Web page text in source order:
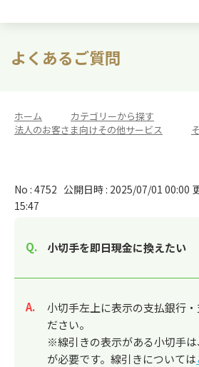
よくあるご質問
ホーム カテゴリーから探す
法人のお客さま向けその他サービス
No : 4752 公開日時 : 2025/07/01 00:00
15:47
小切手を即日現金に換えたい
回答
小切手左上に表示の支払銀行
ださい。
※線引きの表示がある小切手
が必要です。線引きについては